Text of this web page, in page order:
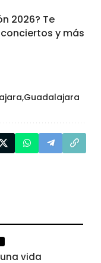
2026? Te
y más
Guadalajara
vida